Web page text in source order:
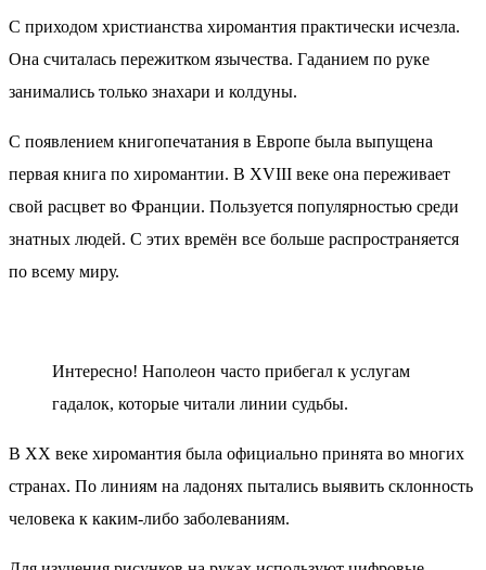
С приходом христианства хиромантия практически исчезла.
Она считалась пережитком язычества. Гаданием по руке
занимались только знахари и колдуны.
С появлением книгопечатания в Европе была выпущена
первая книга по хиромантии. В XVIII веке она переживает
свой расцвет во Франции. Пользуется популярностью среди
знатных людей. С этих времён все больше распространяется
по всему миру.
Интересно! Наполеон часто прибегал к услугам
гадалок, которые читали линии судьбы.
В XX веке хиромантия была официально принята во многих
странах. По линиям на ладонях пытались выявить склонность
человека к каким-либо заболеваниям.